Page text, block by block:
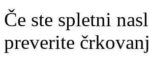
Če ste spletni
preverite